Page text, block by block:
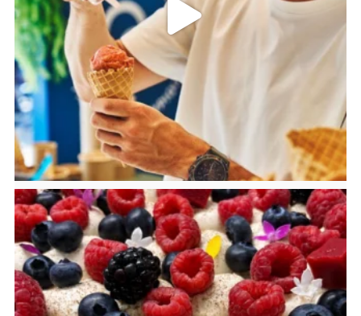
bricoleursdedouceurs
Juil 21